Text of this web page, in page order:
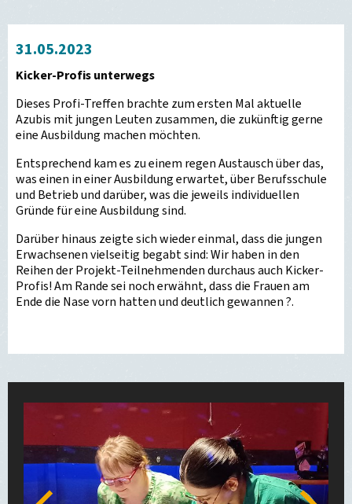
31.05.2023
Kicker-Profis unterwegs
Dieses Profi-Treffen brachte zum ersten Mal aktuelle
Azubis mit jungen Leuten zusammen, die zukünftig gerne
eine Ausbildung machen möchten.
Entsprechend kam es zu einem regen Austausch über das,
was einen in einer Ausbildung erwartet, über Berufsschule
und Betrieb und darüber, was die jeweils individuellen
Gründe für eine Ausbildung sind.
Darüber hinaus zeigte sich wieder einmal, dass die jungen
Erwachsenen vielseitig begabt sind: Wir haben in den
Reihen der Projekt-Teilnehmenden durchaus auch Kicker-
Profis! Am Rande sei noch erwähnt, dass die Frauen am
Ende die Nase vorn hatten und deutlich gewannen ?.